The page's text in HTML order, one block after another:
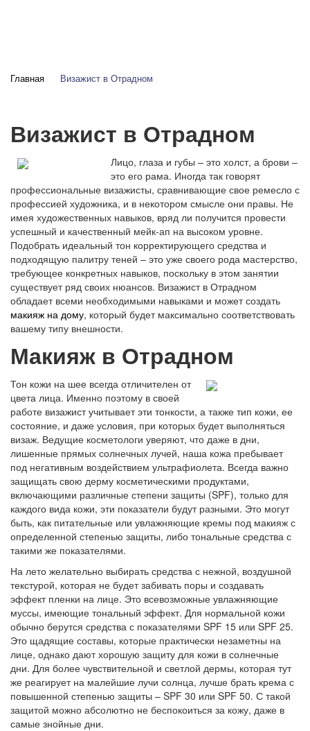
Главная Визажист в Отрадном
Визажист в Отрадном
Лицо, глаза и губы – это холст, а брови –
это его рама. Иногда так говорят
профессиональные визажисты, сравнивающие свое ремесло с
профессией художника, и в некотором смысле они правы. Не
имея художественных навыков, вряд ли получится провести
успешный и качественный мейк-ап на высоком уровне.
Подобрать идеальный тон корректирующего средства и
подходящую палитру теней – это уже своего рода мастерство,
требующее конкретных навыков, поскольку в этом занятии
существует ряд своих нюансов. Визажист в Отрадном
обладает всеми необходимыми навыками и может создать
макияж на дому, который будет максимально соответствовать
вашему типу внешности.
Макияж в Отрадном
Тон кожи на шее всегда отличителен от
цвета лица. Именно поэтому в своей
работе визажист учитывает эти тонкости, а также тип кожи, ее
состояние, и даже условия, при которых будет выполняться
визаж. Ведущие косметологи уверяют, что даже в дни,
лишенные прямых солнечных лучей, наша кожа пребывает
под негативным воздействием ультрафиолета. Всегда важно
защищать свою дерму косметическими продуктами,
включающими различные степени защиты (SPF), только для
каждого вида кожи, эти показатели будут разными. Это могут
быть, как питательные или увлажняющие кремы под макияж с
определенной степенью защиты, либо тональные средства с
такими же показателями.
На лето желательно выбирать средства с нежной, воздушной
текстурой, которая не будет забивать поры и создавать
эффект пленки на лице. Это всевозможные увлажняющие
муссы, имеющие тональный эффект. Для нормальной кожи
обычно берутся средства с показателями SPF 15 или SPF 25.
Это щадящие составы, которые практически незаметны на
лице, однако дают хорошую защиту для кожи в солнечные
дни. Для более чувствительной и светлой дермы, которая тут
же реагирует на малейшие лучи солнца, лучше брать крема с
повышенной степенью защиты – SPF 30 или SPF 50. С такой
защитой можно абсолютно не беспокоиться за кожу, даже в
самые знойные дни.